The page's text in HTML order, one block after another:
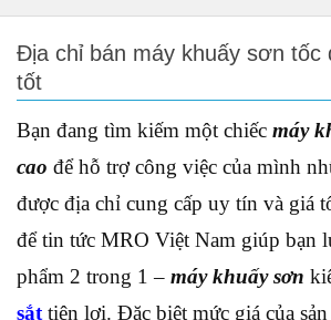
Địa chỉ bán máy khuấy sơn tốc
tốt
Bạn đang tìm kiếm một chiếc máy
cao để hỗ trợ công việc của mình
được địa chỉ cung cấp uy tín và giá
để tin tức MRO Việt Nam giúp bạn
phẩm 2 trong 1 – máy khuấy sơn
sắt tiện lợi. Đặc biệt mức giá của